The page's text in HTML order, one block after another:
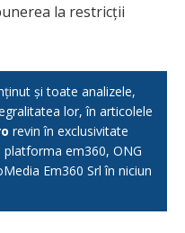
la restricții
și toate analizele,
lor, în articolele
revin în exclusivitate
em360, ONG
Em360 Srl în niciun